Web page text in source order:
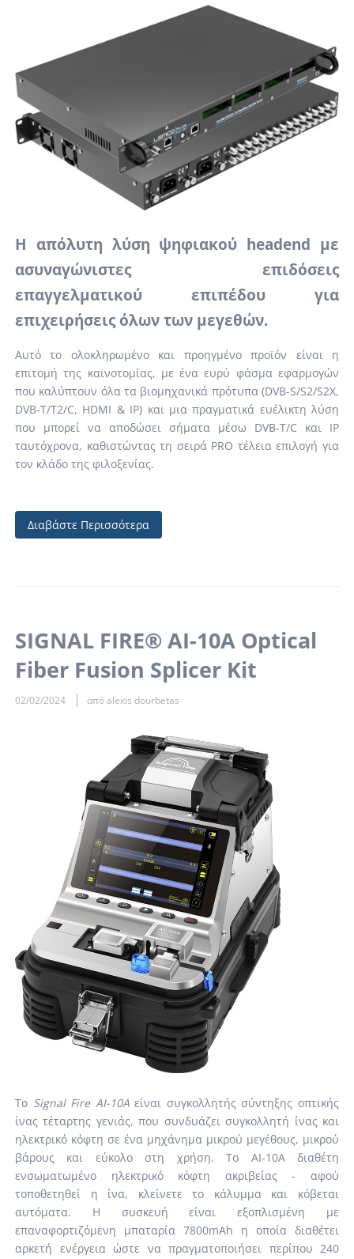
Η απόλυτη λύση ψηφιακού headend με
ασυναγώνιστες επιδόσεις
επαγγελματικού επιπέδου για
επιχειρήσεις όλων των μεγεθών.
Αυτό το ολοκληρωμένο και προηγμένο προϊόν είναι η
επιτομή της καινοτομίας, με ένα ευρύ φάσμα εφαρμογών
που καλύπτουν όλα τα βιομηχανικά πρότυπα (DVB-S/S2/S2X,
DVB-T/T2/C, HDMI & IP) και μια πραγματικά ευέλικτη λύση
που μπορεί να αποδώσει σήματα μέσω DVB-T/C και IP
ταυτόχρονα, καθιστώντας τη σειρά PRO τέλεια επιλογή για
τον κλάδο της φιλοξενίας.
Διαβάστε Περισσότερα
SIGNAL FIRE® AI-10A Optical
Fiber Fusion Splicer Kit
02/02/2024 από alexis dourbetas
Το Signal Fire AI-10Aείναι συγκολλητής σύντηξης οπτικής
ίνας τέταρτης γενιάς, που συνδυάζει συγκολλητή ίνας και
ηλεκτρικό κόφτη σε ένα μηχάνημα μικρού μεγέθους, μικρού
βάρους και εύκολο στη χρήση. Το AI-10A διαθέτη
ενσωματωμένο ηλεκτρικό κόφτη ακριβείας - αφού
τοποθετηθεί η ίνα, κλείνετε το κάλυμμα και κόβεται
αυτόματα. Η συσκευή είναι εξοπλισμένη με
επαναφορτιζόμενη μπαταρία 7800mAh η οποία διαθέτει
αρκετή ενέργεια ώστε να πραγματοποιήσει περίπου 240